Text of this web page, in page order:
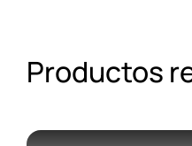
Productos